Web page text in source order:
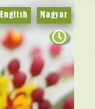
English Magyar